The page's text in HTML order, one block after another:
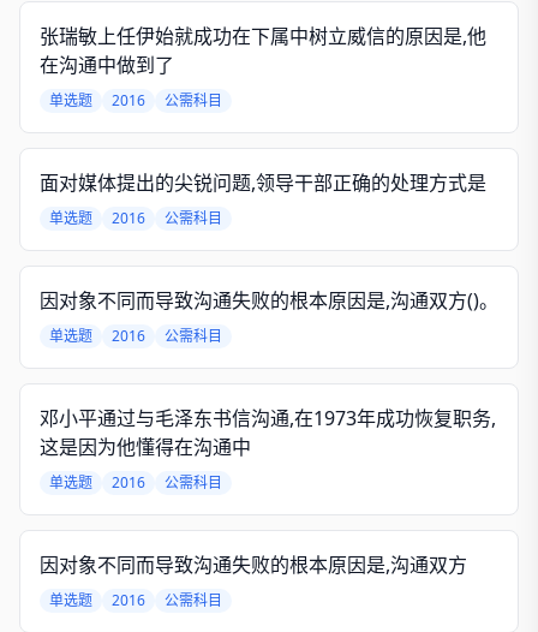
张瑞敏上任伊始就成功在下属中树立威信的原因是,他
在沟通中做到了
单选题 2016 公需科目
面对媒体提出的尖锐问题,领导干部正确的处理方式是
单选题 2016 公需科目
因对象不同而导致沟通失败的根本原因是,沟通双方()。
单选题 2016 公需科目
邓小平通过与毛泽东书信沟通,在1973年成功恢复职务,
这是因为他懂得在沟通中
单选题 2016 公需科目
因对象不同而导致沟通失败的根本原因是,沟通双方
单选题 2016 公需科目